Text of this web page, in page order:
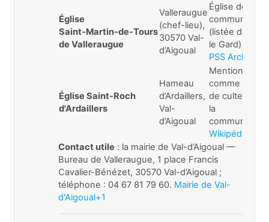
Église
Saint‑Martin‑de‑Tours
de Valleraugue
Valleraugue
(chef-lieu),
30570 Val-
d’Aigoual
Église de la
commune
(listée dans
le Gard)
PSS Archi+1
Église Saint‑Roch
d'Ardaillers
Hameau
d’Ardaillers,
Val-
d’Aigoual
Mentionnée
comme lieu
de culte de
la
commune
Wikipédia+1
Contact utile : la mairie de Val-d’Aigoual —
Bureau de Valleraugue, 1 place Francis
Cavalier-Bénézet, 30570 Val-d’Aigoual ;
téléphone : 04 67 81 79 60. Mairie de Val-
d'Aigoual+1